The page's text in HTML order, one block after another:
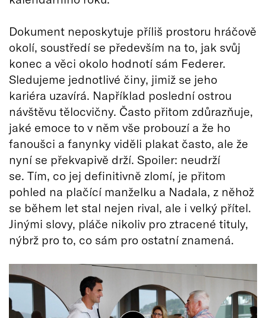
Dokument neposkytuje příliš prostoru hráčově
okolí, soustředí se především na to, jak svůj
konec a věci okolo hodnotí sám Federer.
Sledujeme jednotlivé činy, jimiž se jeho
kariéra uzavírá. Například poslední ostrou
návštěvu tělocvičny. Často přitom zdůrazňuje,
jaké emoce to v něm vše probouzí a že ho
fanoušci a fanynky viděli plakat často, ale že
nyní se překvapivě drží. Spoiler: neudrží
se. Tím, co jej definitivně zlomí, je přitom
pohled na plačící manželku a Nadala, z něhož
se během let stal nejen rival, ale i velký přítel.
Jinými slovy, pláče nikoliv pro ztracené tituly,
nýbrž pro to, co sám pro ostatní znamená.